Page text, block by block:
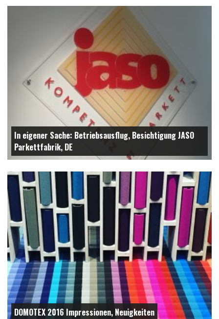
In eigener Sache: Betriebsausflug, Besichtigung JASO
Parkettfabrik, DE
DOMOTEX 2016 Impressionen, Neuigkeiten